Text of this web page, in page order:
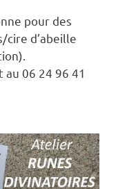
pour des
cire d’abeille
06 24 96 41